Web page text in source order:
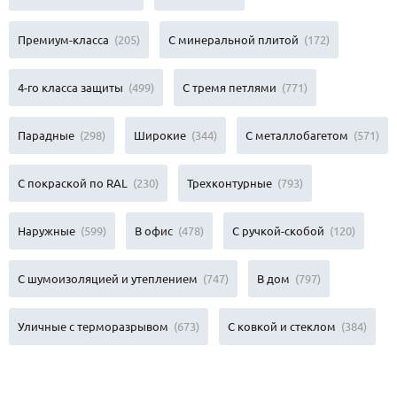
Премиум-класса (205) С минеральной плитой (172)
4-го класса защиты (499) С тремя петлями (771)
Парадные (298) Широкие (344) С металлобагетом (571)
С покраской по RAL (230) Трехконтурные (793)
Наружные (599) В офис (478) С ручкой-скобой (120)
С шумоизоляцией и утеплением (747) В дом (797)
Уличные с терморазрывом (673) С ковкой и стеклом (384)